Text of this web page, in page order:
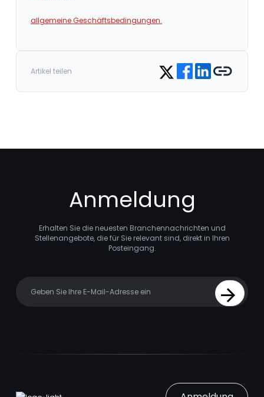
allgemeine Geschäftsbedingungen.
Artikel teilen Share on Twitter
Share on Facebook
Share on LinkedIn
Copy link
Anmeldung
Erhalten Sie die neuesten Branchennachrichten und
Stellenangebote, die für Sie relevant sind, direkt in Ihren
Posteingang.
Sign Up